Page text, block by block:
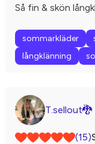
Så fin & skön
sommarkläder
långklänning
T.sellout🐉
(15)